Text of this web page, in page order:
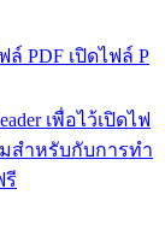
ล์ PDF เปิดไฟล์ P
เพื่อไว้เปิดไฟ
มสำหรับกับการทำ
รี